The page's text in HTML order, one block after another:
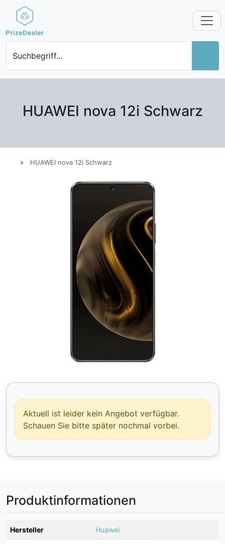
Suchbegriff...
HUAWEI nova 12i Schwarz
HUAWEI nova 12i Schwarz
Aktuell ist leider kein Angebot verfügbar.
Schauen Sie bitte später nochmal vorbei.
Produktinformationen
Hersteller Huawei